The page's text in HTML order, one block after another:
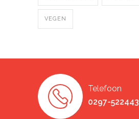
VEGEN
Telefoon
0297-522443